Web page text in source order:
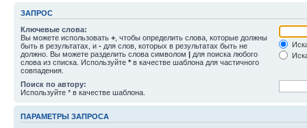
ЗАПРОС
Ключевые слова:
Вы можете использовать + , чтобы определить слова, которые должны
быть в результатах, и - для слов, которых в результатах быть не
должно. Вы можете разделить слова символом | для поиска любого
слова из списка. Используйте * в качестве шаблона для частичного
совпадения.
Поиск по автору:
Используйте * в качестве шаблона.
ПАРАМЕТРЫ ЗАПРОСА